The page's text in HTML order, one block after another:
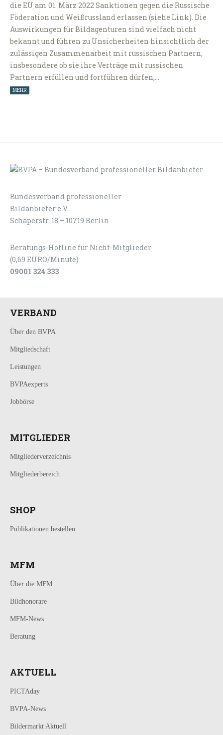
die EU am 01. März 2022 Sanktionen gegen die Russische
Föderation und Weißrussland erlassen (siehe Link). Die
Auswirkungen für Bildagenturen sind vielfach nicht
bekannt und führen zu Unsicherheiten hinsichtlich der
zulässigen Zusammenarbeit mit russischen Partnern,
insbesondere ob sie ihre Verträge mit russischen
Partnern erfüllen und fortführen dürfen,…
MEHR
Bundesverband professioneller
Bildanbieter e.V.
Schaperstr. 18 – 10719 Berlin
Beratungs-Hotline für Nicht-Mitglieder
(0,69 EURO/Minute)
09001 324 333
VERBAND
Über den BVPA
Mitgliedschaft
Leistungen
BVPAexperts
Jobbörse
MITGLIEDER
Mitgliederverzeichnis
Mitgliederbereich
SHOP
Publikationen bestellen
MFM
Über die MFM
Bildhonorare
MFM-News
Beratung
AKTUELL
PICTAday
BVPA-News
Bildermarkt Aktuell